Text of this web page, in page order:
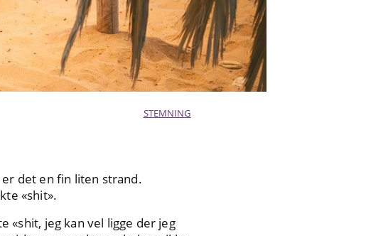
STEMNING
det en fin liten strand.
«shit».
«shit, jeg kan vel ligge der jeg